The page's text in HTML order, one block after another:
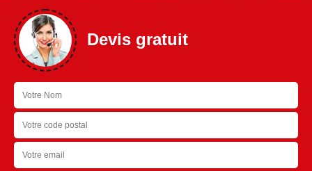
Devis gratuit